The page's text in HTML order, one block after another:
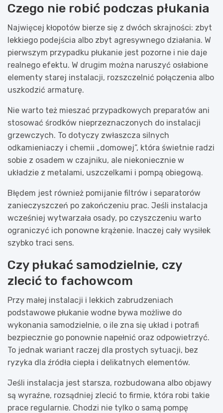
Czego nie robić podczas płukania
Najwięcej kłopotów bierze się z dwóch skrajności: zbyt
lekkiego podejścia albo zbyt agresywnego działania. W
pierwszym przypadku płukanie jest pozorne i nie daje
realnego efektu. W drugim można naruszyć osłabione
elementy starej instalacji, rozszczelnić połączenia albo
uszkodzić armaturę.
Nie warto też mieszać przypadkowych preparatów ani
stosować środków nieprzeznaczonych do instalacji
grzewczych. To dotyczy zwłaszcza silnych
odkamieniaczy i chemii „domowej”, która świetnie radzi
sobie z osadem w czajniku, ale niekoniecznie w
układzie z metalami, uszczelkami i pompą obiegową.
Błędem jest również pomijanie filtrów i separatorów
zanieczyszczeń po zakończeniu prac. Jeśli instalacja
wcześniej wytwarzała osady, po czyszczeniu warto
ograniczyć ich ponowne krążenie. Inaczej cały wysiłek
szybko traci sens.
Czy płukać samodzielnie, czy
zlecić to fachowcom
Przy małej instalacji i lekkich zabrudzeniach
podstawowe płukanie wodne bywa możliwe do
wykonania samodzielnie, o ile zna się układ i potrafi
bezpiecznie go ponownie napełnić oraz odpowietrzyć.
To jednak wariant raczej dla prostych sytuacji, bez
ryzyka dla źródła ciepła i delikatnych elementów.
Jeśli instalacja jest starsza, rozbudowana albo objawy
są wyraźne, rozsądniej zlecić to firmie, która robi takie
prace regularnie. Chodzi nie tylko o samą pompę